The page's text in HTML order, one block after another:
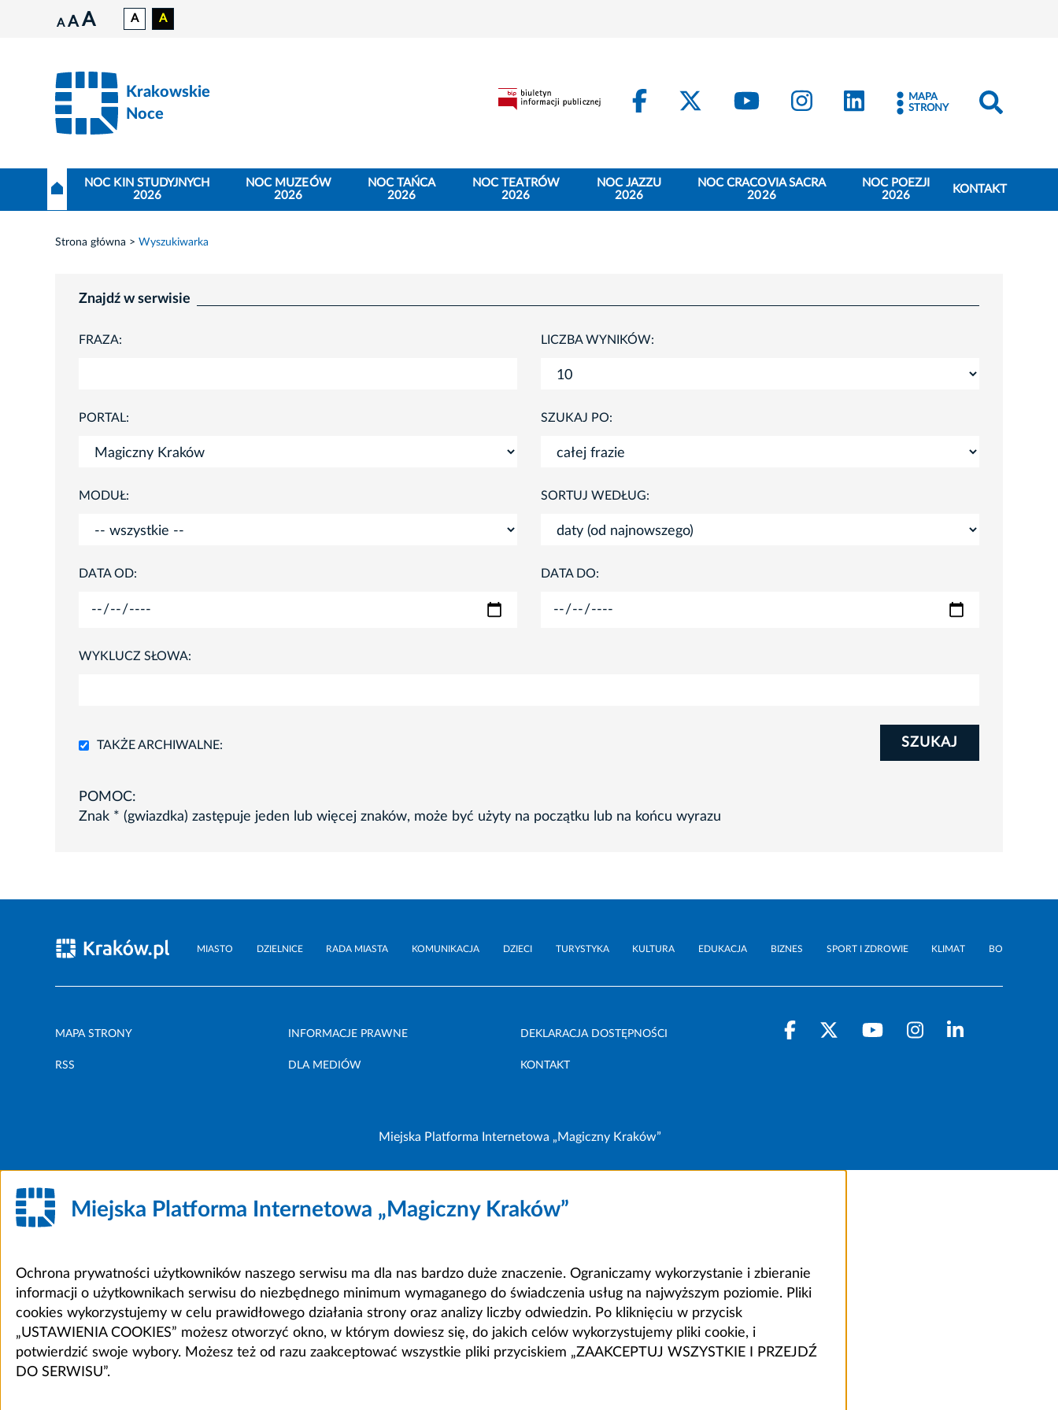
A A A A A
Krakowskie
Noce
FacebookKraków - X
Kraków - YouTube
Kraków - Instagram
Kraków - LinkedIn
MAPA
STRONY
NOC KIN STUDYJNYCH
2026
NOC MUZEÓW
2026
NOC TAŃCA
2026
NOC TEATRÓW
2026
NOC JAZZU
2026
NOC CRACOVIA SACRA
2026
NOC POEZJI
2026
KONTAKT
Strona główna Wyszukiwarka
Znajdź w serwisie
FRAZA: LICZBA WYNIKÓW:
PORTAL: SZUKAJ PO:
MODUŁ: SORTUJ WEDŁUG:
DATA OD: DATA DO:
WYKLUCZ SŁOWA:
TAKŻE ARCHIWALNE: SZUKAJ
POMOC:
Znak * (gwiazdka) zastępuje jeden lub więcej znaków, może być użyty na początku lub na końcu wyrazu
MIASTO DZIELNICE RADA MIASTA KOMUNIKACJA DZIECI TURYSTYKA KULTURA EDUKACJA BIZNES SPORT I ZDROWIE KLIMAT BO
MAPA STRONY INFORMACJE PRAWNE DEKLARACJA DOSTĘPNOŚCI
RSS DLA MEDIÓW KONTAKT
Miejska Platforma Internetowa „Magiczny Kraków”
Miejska Platforma Internetowa „Magiczny Kraków”
Ochrona prywatności użytkowników naszego serwisu ma dla nas bardzo duże znaczenie. Ograniczamy wykorzystanie i zbieranie
informacji o użytkownikach serwisu do niezbędnego minimum wymaganego do świadczenia usług na najwyższym poziomie. Pliki
cookies wykorzystujemy w celu prawidłowego działania strony oraz analizy liczby odwiedzin. Po kliknięciu w przycisk
„USTAWIENIA COOKIES” możesz otworzyć okno, w którym dowiesz się, do jakich celów wykorzystujemy pliki cookie, i
potwierdzić swoje wybory. Możesz też od razu zaakceptować wszystkie pliki przyciskiem „ZAAKCEPTUJ WSZYSTKIE I PRZEJDŹ
DO SERWISU”.